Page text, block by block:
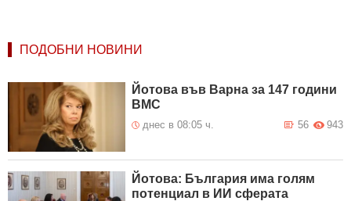
ПОДОБНИ НОВИНИ
Йотова във Варна за 147 години
ВМС
днес в 08:05 ч. 943
56
Йотова: България има голям
потенциал в ИИ сферата